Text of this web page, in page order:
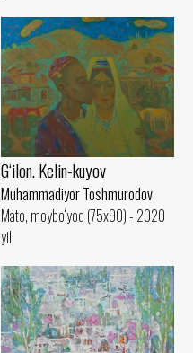
G‘ilon. Kelin-kuyov
Muhammadiyor Toshmurodov
Mato, moybo‘yoq (75x90) - 2020
yil